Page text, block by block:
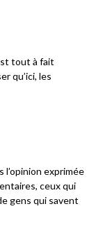
tout à fait
qu’ici, les
l’opinion exprimée
ceux qui
gens qui savent